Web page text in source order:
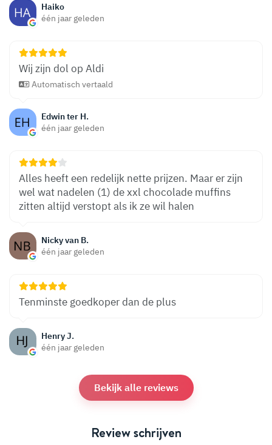
Haiko
één jaar geleden
Edwin ter H.
één jaar geleden
Wij zijn dol op Aldi
Automatisch vertaald
Nicky van B.
één jaar geleden
Alles heeft een redelijk nette prijzen. Maar er zijn
wel wat nadelen (1) de xxl chocolade muffins
zitten altijd verstopt als ik ze wil halen
Henry J.
één jaar geleden
Tenminste goedkoper dan de plus
Bekijk alle reviews
Review schrijven